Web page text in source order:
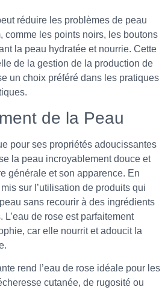
réduire les problèmes de peau
comme les points noirs, les boutons
la peau hydratée et nourrie. Cette
de la gestion de la production de
un choix préféré dans les pratiques
de la Peau
pour ses propriétés adoucissantes
la peau incroyablement douce et
générale et son apparence. En
sur l’utilisation de produits qui
sans recourir à des ingrédients
de rose est parfaitement
car elle nourrit et adoucit la
rend l’eau de rose idéale pour les
cutanée, de rugosité ou